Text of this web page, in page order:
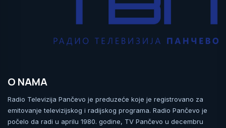
O NAMA
Radio Televizija Pančevo je preduzeće koje je registrovano za
emitovanje televizijskog i radijskog programa. Radio Pančevo je
počelo da radi u aprilu 1980. godine, TV Pančevo u decembru